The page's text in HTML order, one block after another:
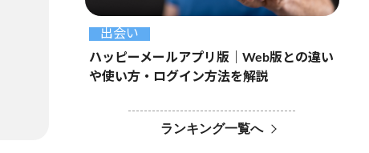
出会い
ハッピーメールアプリ版｜Web版との違い
や使い方・ログイン方法を解説
ランキング一覧へ